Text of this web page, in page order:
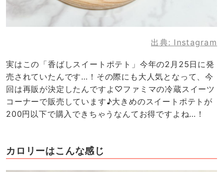
出典: Instagram
実はこの「香ばしスイートポテト」今年の2月25日に発
売されていたんです…！その際にも大人気となって、今
回は再販が決定したんですよ♡ファミマの冷蔵スイーツ
コーナーで販売しています♪大きめのスイートポテトが
200円以下で購入できちゃうなんてお得ですよね…！
カロリーはこんな感じ